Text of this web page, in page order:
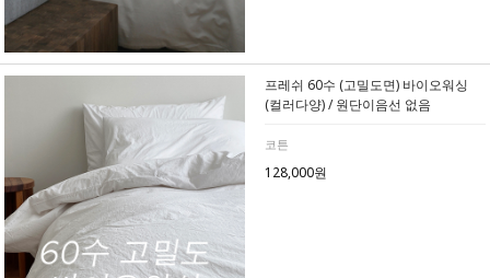
프레쉬 60수 (고밀도면) 바이오워싱
(컬러다양) / 원단이음선 없음
코튼
128,000원